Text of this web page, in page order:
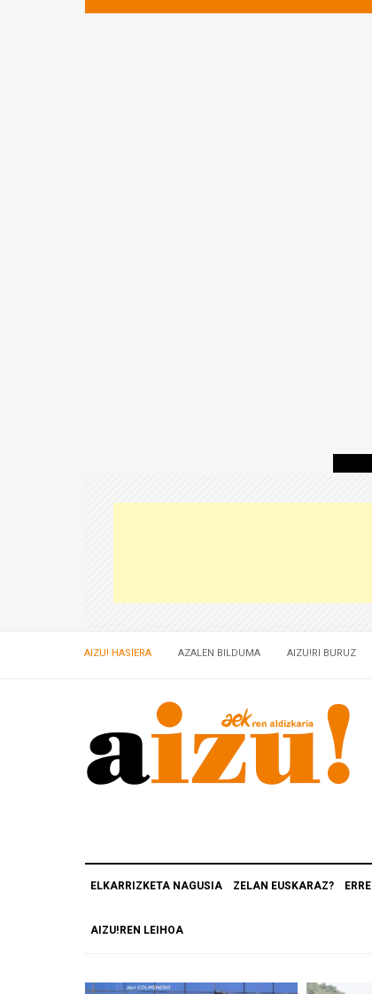
AIZU! HASIERA AZALEN BILDUMA AIZU!RI BURUZ
ELKARRIZKETA NAGUSIA ZELAN EUSKARAZ?
AIZU!REN LEIHOA